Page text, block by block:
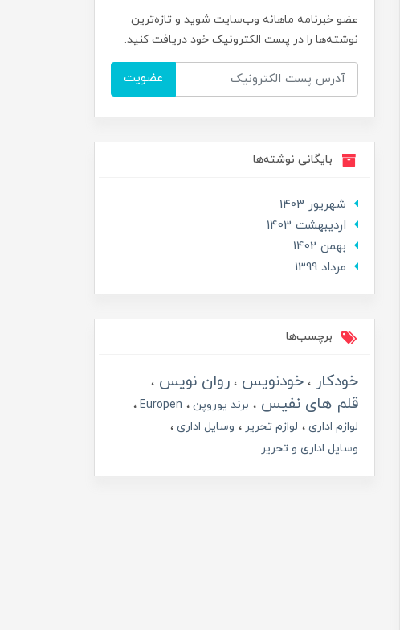
عضو خبرنامه ماهانه وب‌سایت شوید و تازه‌ترین
نوشته‌ها را در پست الکترونیک خود دریافت کنید.
عضویت
بایگانی نوشته‌ها
شهریور 1403
ارديبهشت 1403
بهمن 1402
مرداد 1399
برچسب‌ها
خودکار خودنویس روان نویس
قلم های نفیس
برند یوروپن
Europen
لوازم اداری
لوازم تحریر
وسایل اداری
وسایل اداری و تحریر